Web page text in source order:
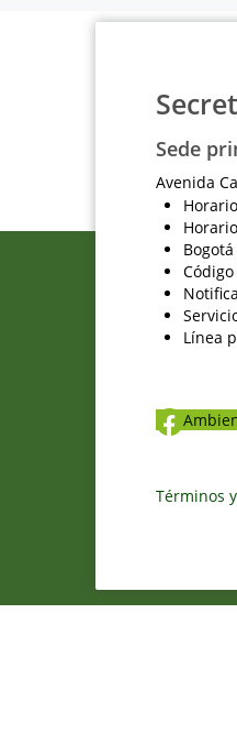
Sede
Avenida
Línea
Términos